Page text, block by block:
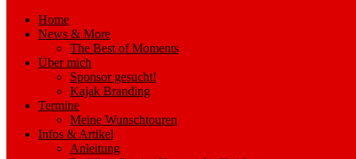
Home
News & More
The Best of Moments
Über mich
Sponsor gesucht!
Kajak Branding
Termine
Meine Wunschtouren
Infos & Artikel
Anleitung